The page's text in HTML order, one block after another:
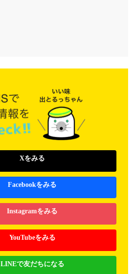
Xをみる
Facebookをみる
Instagramをみる
YouTubeをみる
LINEで友だちになる